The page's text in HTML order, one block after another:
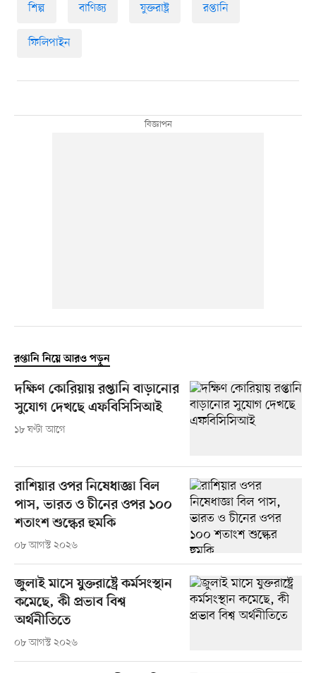
শিল্প বাণিজ্য যুক্তরাষ্ট্র রপ্তানি
ফিলিপাইন
রপ্তানি নিয়ে আরও পড়ুন
দক্ষিণ কোরিয়ায় রপ্তানি বাড়ানোর
সুযোগ দেখছে এফবিসিসিআই
১৮ ঘণ্টা আগে
রাশিয়ার ওপর নিষেধাজ্ঞা বিল
পাস, ভারত ও চীনের ওপর ১০০
শতাংশ শুল্কের হুমকি
০৮ আগস্ট ২০২৬
জুলাই মাসে যুক্তরাষ্ট্রে কর্মসংস্থান
কমেছে, কী প্রভাব বিশ্ব
অর্থনীতিতে
০৮ আগস্ট ২০২৬